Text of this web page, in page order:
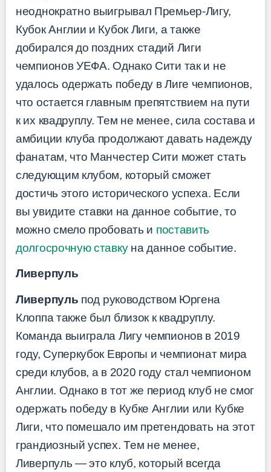
неоднократно выигрывал Премьер-Лигу,
Кубок Англии и Кубок Лиги, а также
добирался до поздних стадий Лиги
чемпионов УЕФА. Однако Сити так и не
удалось одержать победу в Лиге чемпионов,
что остается главным препятствием на пути
к их квадруплу. Тем не менее, сила состава и
амбиции клуба продолжают давать надежду
фанатам, что Манчестер Сити может стать
следующим клубом, который сможет
достичь этого исторического успеха. Если
вы увидите ставки на данное событие, то
можно смело пробовать и поставить
долгосрочную ставкуна данное событие.
Ливерпуль
Ливерпуль под руководством Юргена
Клоппа также был близок к квадруплу.
Команда выиграла Лигу чемпионов в 2019
году, Суперкубок Европы и чемпионат мира
среди клубов, а в 2020 году стал чемпионом
Англии. Однако в тот же период клуб не смог
одержать победу в Кубке Англии или Кубке
Лиги, что помешало им претендовать на этот
грандиозный успех. Тем не менее,
Ливерпуль — это клуб, который всегда